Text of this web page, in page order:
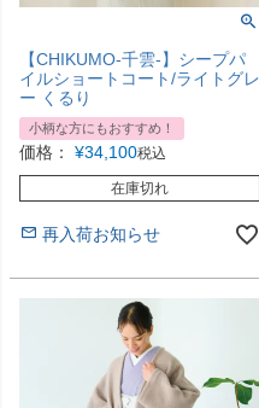
【CHIKUMO-千雲-】シープパ
イルショートコート/ライトグレ
ー くるり
小柄な方にもおすすめ！
価格： ¥34,100税込
在庫切れ
再入荷お知らせ